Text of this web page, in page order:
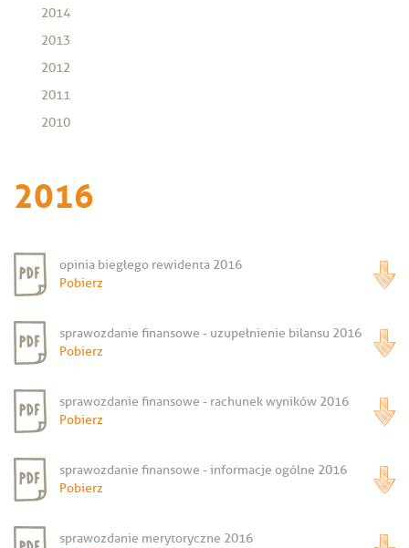
2014
2013
2012
2011
2010
2016
opinia biegłego rewidenta 2016
Pobierz
sprawozdanie finansowe - uzupełnienie bilansu 2016
Pobierz
sprawozdanie finansowe - rachunek wyników 2016
Pobierz
sprawozdanie finansowe - informacje ogólne 2016
Pobierz
sprawozdanie merytoryczne 2016